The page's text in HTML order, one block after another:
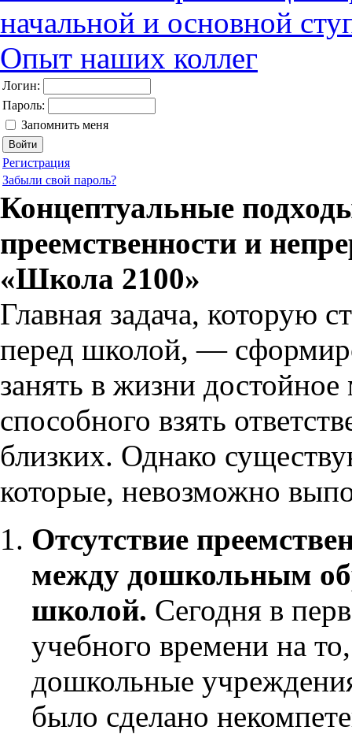
начальной и основной
Опыт наших коллег
Логин:
Пароль:
Запомнить меня
Регистрация
Забыли свой пароль?
Концептуальные
преемственности и
«Школа 2100»
Главная задача, которую
перед школой, —
занять в жизни достойное
способного взять
близких. Однако
которые, невозможно
Отсутствие
между дошкольным
школой. Сегодня в
учебного времени на
дошкольные
было сделано